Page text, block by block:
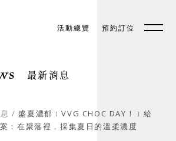
活動總覽 預約訂位
預約訂位 EN
最新消息
/盛夏濃郁﹝VVG CHOC DAY！﹞給
：在聚落裡，採集夏日的溫柔濃度